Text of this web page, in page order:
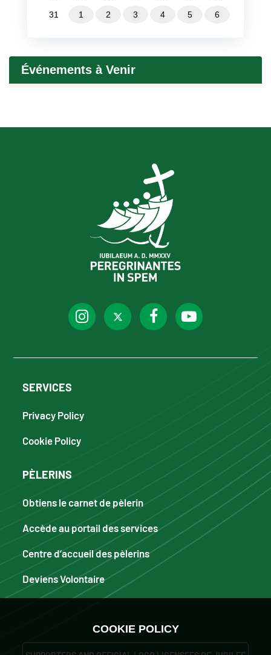
31 1 2 3 4 5 6
Événements à Venir
SERVICES
Privacy Policy
Cookie Policy
PÈLERINS
Obtiens le carnet de pèlerin
Accède au portail des services
Centre d’accueil des pèlerins
Deviens Volontaire
COOKIE POLICY